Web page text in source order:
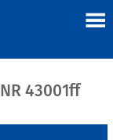
43001ff